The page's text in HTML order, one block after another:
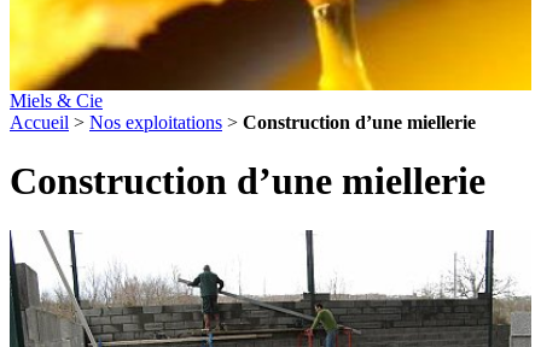
Miels & Cie
Accueil > Nos exploitations > Construction d’une miellerie
Construction d’une miellerie